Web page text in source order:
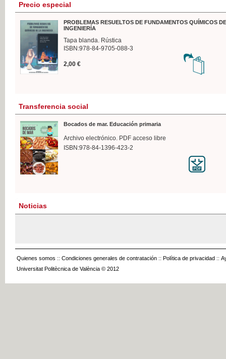
Precio especial
PROBLEMAS RESUELTOS DE FUNDAMENTOS QUÍMICOS
INGENIERÍA
Tapa blanda. Rústica
ISBN:978-84-9705-088-3
2,00 €
Transferencia social
Bocados de mar. Educación primaria
Archivo electrónico. PDF acceso libre
ISBN:978-84-1396-423-2
Noticias
Quienes somos :: Condiciones generales de contratación :: Política de privacidad ::
Universitat Politècnica de València © 2012